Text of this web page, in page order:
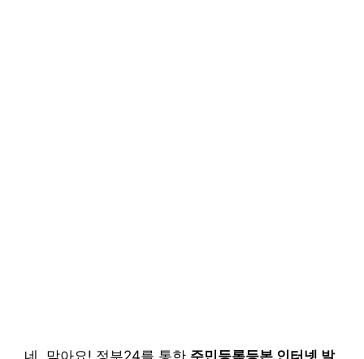
네, 맞아요! 정부24를 통한 주민등록등본 인터넷 발